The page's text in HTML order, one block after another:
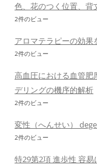
色、花のつく位置、背
2件のビュー
アロマテラピーの効果
2件のビュー
高血圧における血管肥
デリングの機序的解析
2件のビュー
変性（へんせい）
2件のビュー
特29第2項 進歩性 容